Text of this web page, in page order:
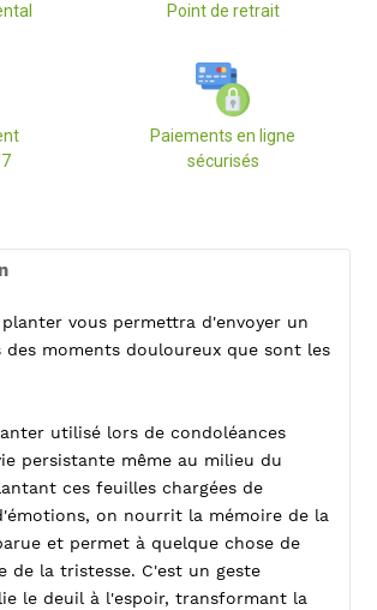
Point de retrait
Paiements en ligne
sécurisés
vous permettra d'envoyer un
moments douloureux que sont les
utilisé lors de condoléances
persistante même au milieu du
ces feuilles chargées de
on nourrit la mémoire de la
et permet à quelque chose de
de la tristesse. C'est un geste
le deuil à l'espoir, transformant la